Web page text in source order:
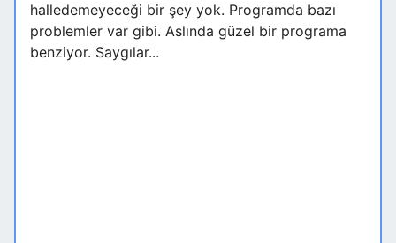
halledemeyeceği bir şey yok. Programda bazı
problemler var gibi. Aslında güzel bir programa
benziyor. Saygılar...